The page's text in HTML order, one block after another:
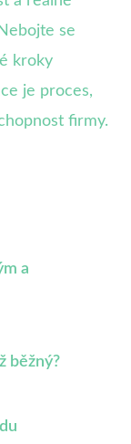
se
kroky
je proces,
firmy.
a
běžný?